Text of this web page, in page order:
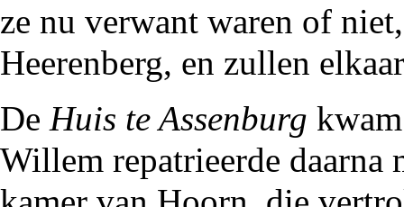
ze nu verwant waren of
Heerenberg, en zullen
De Huis te Assenburg
Willem repatrieerde daarna